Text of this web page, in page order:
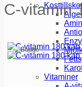
Vitaminer
C-vitamin